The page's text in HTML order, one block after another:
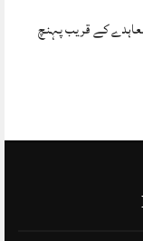
عبوری معاہدے کے قریب پہنچ